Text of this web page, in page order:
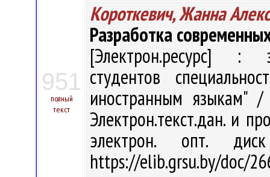
951
полный
текст
Короткевич, Жанна
Разработка
[Электрон.ресурс] :
студентов
иностранным языкам"
Электрон.текст.дан. и
электрон. опт.
https://elib.grsu.by/doc/